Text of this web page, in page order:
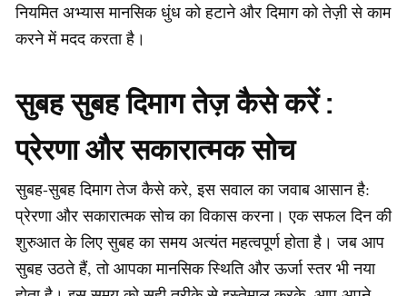
नियमित अभ्यास मानसिक धुंध को हटाने और दिमाग को तेज़ी से काम
करने में मदद करता है।
सुबह सुबह दिमाग तेज़ कैसे करें :
प्रेरणा और सकारात्मक सोच
सुबह-सुबह दिमाग तेज कैसे करे, इस सवाल का जवाब आसान है:
प्रेरणा और सकारात्मक सोच का विकास करना। एक सफल दिन की
शुरुआत के लिए सुबह का समय अत्यंत महत्वपूर्ण होता है। जब आप
सुबह उठते हैं, तो आपका मानसिक स्थिति और ऊर्जा स्तर भी नया